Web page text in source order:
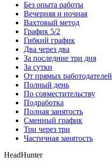
Без опыта работы
Вечерняя и ночная
Вахтовый метод
График 5/2
Гибкий график
Два через два
За последние три дня
За сутки
От прямых работодателей
Полный день
По совместительству
Подработка
Полная занятость
Сменный график
Три через три
Частичная занятость
HeadHunter